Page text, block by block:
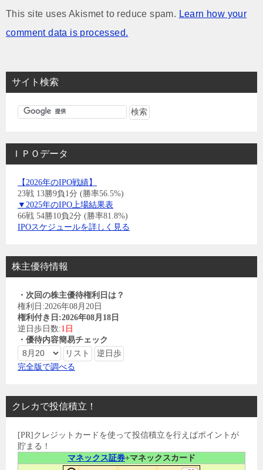
This site uses Akismet to reduce spam. Learn how your
comment data is processed.
サイト検索
ＩＰＯデータ
【2026年のIPO戦績】
23戦 13勝9負1分 (勝率56.5%)
▼2025年のIPO上場結果表
66戦 54勝10負2分 (勝率81.8%)
IPOスケジュールを詳しく見る
株主優待情報
・次回の株主優待権利日は？
権利日:2026年08月20日
権利付き日:2026年08月18日
逆日歩日数:1日
・優待内容簡易チェック
完全版で調べる
クレカで投信積立！
[PR]クレジットカードを使って投信積立を行えばポイントが
貯まる！
マネックス証券+マネックスカード